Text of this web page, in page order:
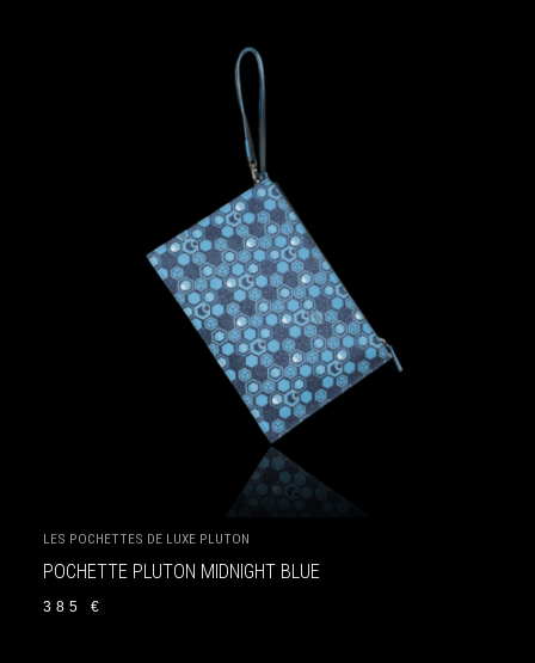
LES POCHETTES DE LUXE PLUTON
POCHETTE PLUTON MIDNIGHT BLUE
385€